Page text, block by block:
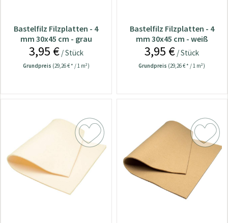
Bastelfilz Filzplatten - 4
mm 30x45 cm - grau
3,95 €/ Stück
Grundpreis (29,26 € * / 1 m²)
Bastelfilz Filzplatten - 4
mm 30x45 cm - weiß
3,95 € / Stück
Grundpreis (29,26 € * / 1 m²)